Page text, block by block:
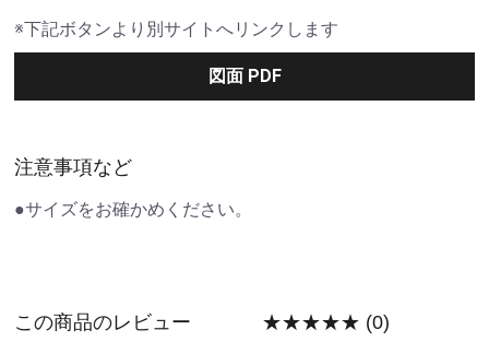
※下記ボタンより別サイトへリンクします
図面 PDF
注意事項など
●サイズをお確かめください。
この商品のレビュー ★★★★★ (0)